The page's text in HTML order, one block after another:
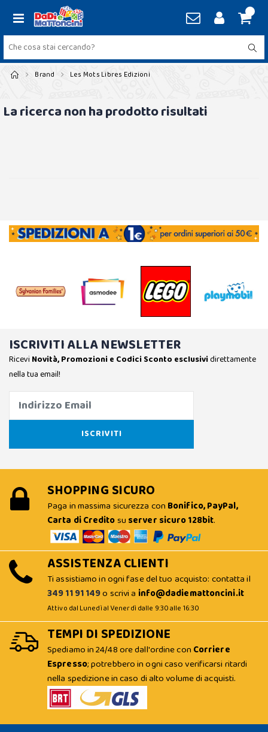
Brand Les Mots Libres Edizioni
La ricerca non ha prodotto risultati
ISCRIVITI ALLA NEWSLETTER
Ricevi Novità, Promozioni e Codici Sconto esclusividirettamente
nella tua email!
SHOPPING SICURO
Paga in massima sicurezza con Bonifico, PayPal,
Carta di Creditosu server sicuro 128bit.
ASSISTENZA CLIENTI
Ti assistiamo in ogni fase del tuo acquisto: contatta il
349 11 91 149o scrivi a info@dadiemattoncini.it
Attivo dal Lunedì al Venerdì dalle 9:30 alle 16:30
TEMPI DI SPEDIZIONE
Spediamo in 24/48 ore dall'ordine con Corriere
Espresso; potrebbero in ogni caso verificarsi ritardi
nella spedizione in caso di alto volume di acquisti.